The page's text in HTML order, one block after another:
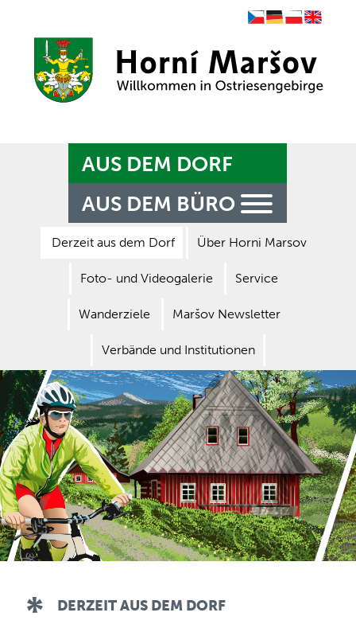
Zpět na titulní stranu
AUS DEM DORF
AUS DEM BÜRO
Derzeit aus dem Dorf Über Horni Marsov
Foto- und Videogalerie Service
Wanderziele Maršov Newsletter
Verbände und Institutionen
DERZEIT AUS DEM DORF